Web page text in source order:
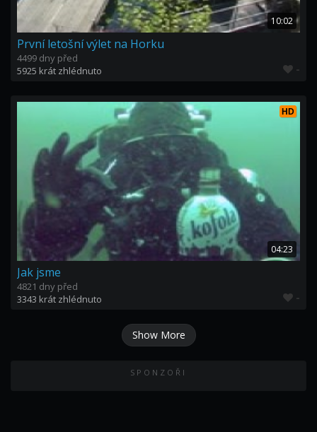
10:02
První letošní výlet na Horku
4499 dny před
5925 krát zhlédnuto
-
HD
04:23
Jak jsme
4821 dny před
3343 krát zhlédnuto
-
Show More
SPONZOŘI